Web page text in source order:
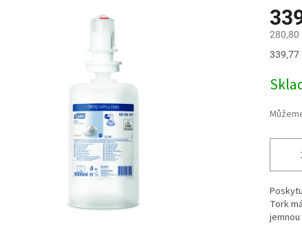
280,80
Měrná
339,77
Tork